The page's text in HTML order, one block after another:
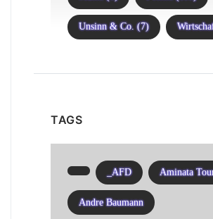
Unsinn & Co. (7)
TAGS
_AFD Aminata
Andre Baumann